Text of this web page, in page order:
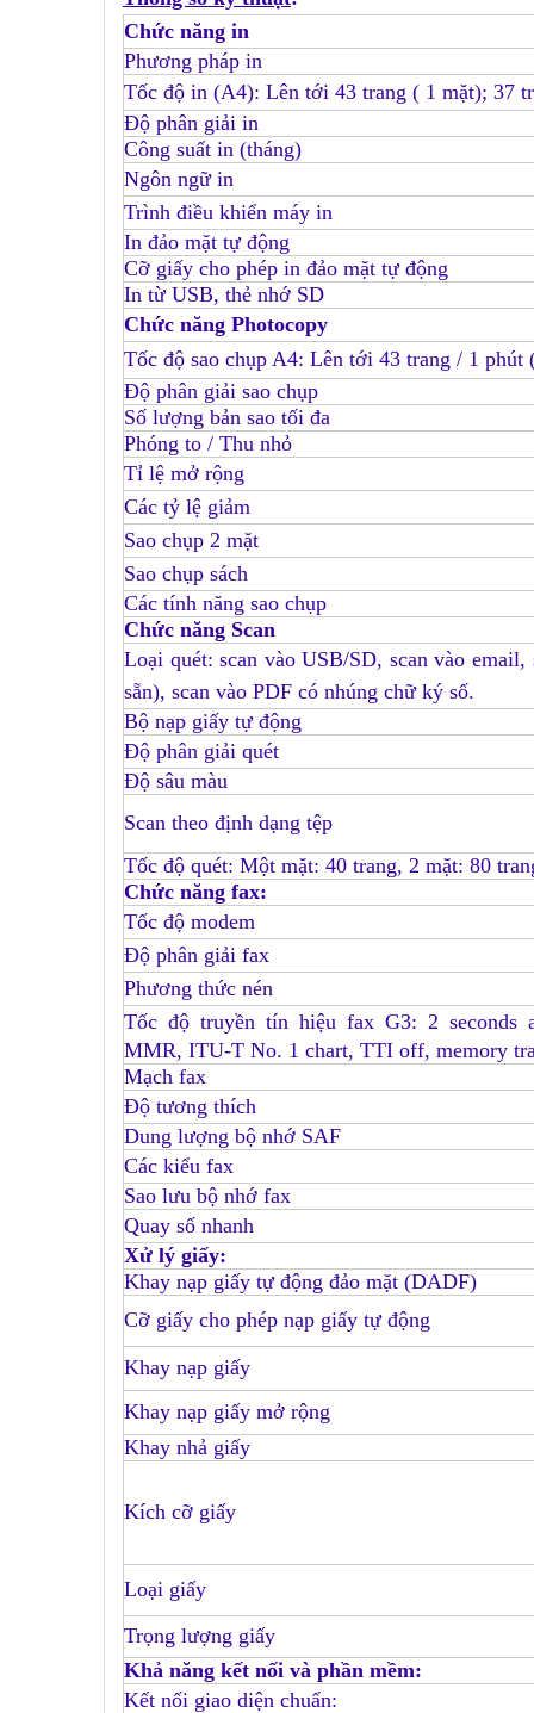
Chức năng in
Phương pháp in
Tốc độ in (A4): Lên tới 43 trang ( 1 mặt); 37
Độ phân giải in
Công suất in (tháng)
Ngôn ngữ in
Trình điều khiển máy in
In đảo mặt tự động
Cỡ giấy cho phép in đảo mặt tự động
In từ USB, thẻ nhớ SD
Chức năng Photocopy
Tốc độ sao chụp A4: Lên tới 43 trang / 1
Độ phân giải sao chụp
Số lượng bản sao tối đa
Phóng to / Thu nhỏ
Tỉ lệ mở rộng
Các tỷ lệ giảm
Sao chụp 2 mặt
Sao chụp sách
Các tính năng sao chụp
Chức năng Scan
Loại quét: scan vào USB/SD, scan vào
sẵn), scan vào PDF có nhúng chữ ký số.
Bộ nạp giấy tự động
Độ phân giải quét
Độ sâu màu
Scan theo định dạng tệp
Tốc độ quét: Một mặt: 40 trang, 2 mặt: 80
Chức năng fax:
Tốc độ modem
Độ phân giải fax
Phương thức nén
Tốc độ truyền tín hiệu fax G3: 2 seconds
MMR, ITU-T No. 1 chart, TTI off, memory
Mạch fax
Độ tương thích
Dung lượng bộ nhớ SAF
Các kiểu fax
Sao lưu bộ nhớ fax
Quay số nhanh
Xử lý giấy:
Khay nạp giấy tự động đảo mặt (DADF)
Cỡ giấy cho phép nạp giấy tự động
Khay nạp giấy
Khay nạp giấy mở rộng
Khay nhả giấy
Kích cỡ giấy
Loại giấy
Trọng lượng giấy
Khả năng kết nối và phần mềm:
Kết nối giao diện chuẩn: